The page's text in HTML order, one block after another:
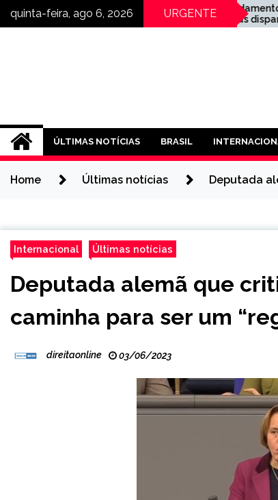
quinta-feira, ago 6, 2026 URGENTE
fatura a
o
Endividamento das
famílias dispara e bate
novo recorde no governo
ÚLTIMAS NOTÍCIAS BRASIL
Home Últimas notícias Deputada
Internacional Últimas notícias
Deputada alemã que
caminha para ser um
direitaonline 03/06/2023